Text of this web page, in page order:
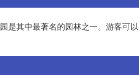
是其中最著名的园林之一。游客可